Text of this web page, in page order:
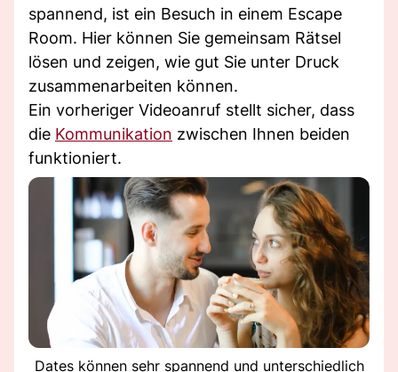
spannend, ist ein Besuch in einem Escape
Room. Hier können Sie gemeinsam Rätsel
lösen und zeigen, wie gut Sie unter Druck
zusammenarbeiten können.
Ein vorheriger Videoanruf stellt sicher, dass
die Kommunikation zwischen Ihnen beiden
funktioniert.
Dates können sehr spannend und unterschiedlich